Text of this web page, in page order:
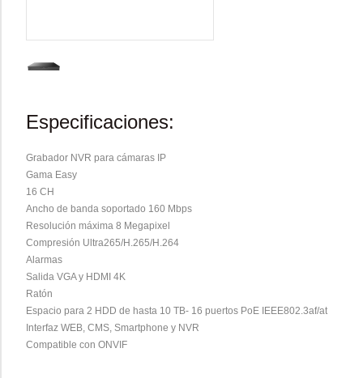
Especificaciones:
Grabador NVR para cámaras IP
Gama Easy
16 CH
Ancho de banda soportado 160 Mbps
Resolución máxima 8 Megapixel
Compresión Ultra265/H.265/H.264
Alarmas
Salida VGA y HDMI 4K
Ratón
Espacio para 2 HDD de hasta 10 TB- 16 puertos PoE IEEE802.3af/at
Interfaz WEB, CMS, Smartphone y NVR
Compatible con ONVIF